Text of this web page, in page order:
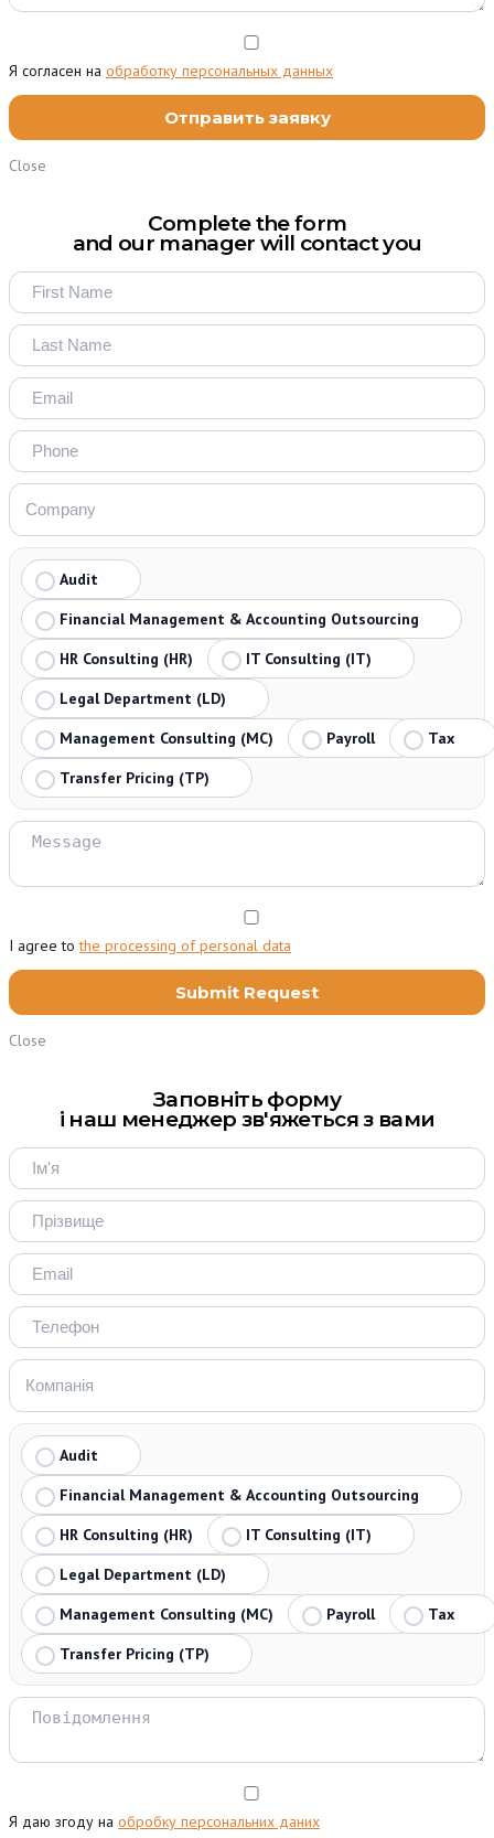
Я согласен на обработку персональных данных
Close
Complete the form
and our manager will contact you
Audit
Financial Management & Accounting Outsourcing
HR Consulting (HR)
IT Consulting (IT)
Legal Department (LD)
Management Consulting (MC)
Payroll
Tax
Transfer Pricing (TP)
I agree tothe processing of personal data
Close
Заповніть форму
і наш менеджер зв'яжеться з вами
Audit
Financial Management & Accounting Outsourcing
HR Consulting (HR)
IT Consulting (IT)
Legal Department (LD)
Management Consulting (MC)
Payroll
Tax
Transfer Pricing (TP)
Я даю згоду на обробку персональних даних